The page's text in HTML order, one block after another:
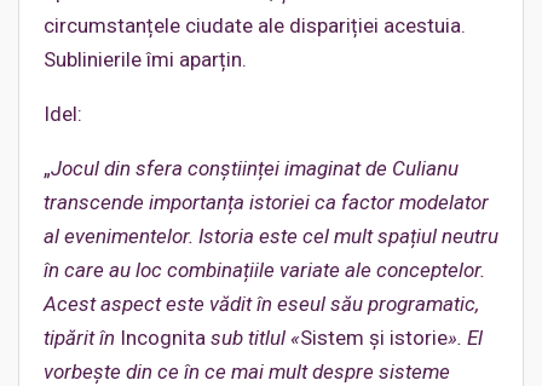
circumstanțele ciudate ale dispariției acestuia.
Sublinierile îmi aparțin.
Idel:
„Jocul din sfera conștiinței imaginat de Culianu
transcende importanța istoriei ca factor modelator
al evenimentelor. Istoria este cel mult spațiul neutru
în care au loc combinațiile variate ale conceptelor.
Acest aspect este vădit în eseul său programatic,
tipărit în Incognita sub titlul «Sistem și istorie». El
vorbește din ce în ce mai mult despre sisteme